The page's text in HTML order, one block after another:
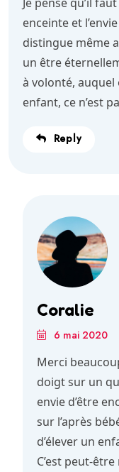
enceinte et
distingue même
un être
à volonté, auquel
enfant, ce n’est
Reply
Coralie
6 mai 2020
Merci
doigt sur un
envie d’être
sur l’après
d’élever un
C’est peut-